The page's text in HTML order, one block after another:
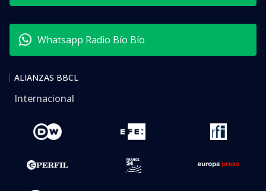
Whatsapp Radio Bío Bío
ALIANZAS BBCL
Internacional